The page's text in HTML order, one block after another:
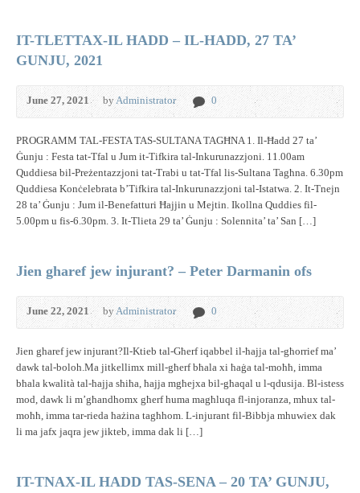
IT-TLETTAX-IL HADD – IL-HADD, 27 TA’
GUNJU, 2021
June 27, 2021 byAdministrator 0
PROGRAMM TAL-FESTA TAS-SULTANA TAGĦNA 1. Il-Ħadd 27 ta’
Ġunju : Festa tat-Tfal u Jum it-Tifkira tal-Inkurunazzjoni. 11.00am
Quddiesa bil-Preżentazzjoni tat-Trabi u tat-Tfal lis-Sultana Tagħna. 6.30pm
Quddiesa Konċelebrata b’Tifkira tal-Inkurunazzjoni tal-Istatwa. 2. It-Tnejn
28 ta’ Ġunju : Jum il-Benefatturi Ħajjin u Mejtin. Ikollna Quddies fil-
5.00pm u fis-6.30pm. 3. It-Tlieta 29 ta’ Ġunju : Solennita’ ta’ San […]
Jien gharef jew injurant? – Peter Darmanin ofs
June 22, 2021 byAdministrator 0
Jien gharef jew injurant?Il-Ktieb tal-Għerf iqabbel il-ħajja tal-għorrief ma’
dawk tal-boloh.Ma jitkellimx mill-għerf bħala xi ħaġa tal-moħħ, imma
bħala kwalità tal-ħajja sħiħa, ħajja mgħejxa bil-għaqal u l-qdusija. Bl-istess
mod, dawk li m’għandhomx għerf huma magħluqa fl-injoranza, mhux tal-
moħħ, imma tar-rieda ħażina tagħhom. L-injurant fil-Bibbja mhuwiex dak
li ma jafx jaqra jew jikteb, imma dak li […]
IT-TNAX-IL HADD TAS-SENA – 20 TA’ GUNJU,